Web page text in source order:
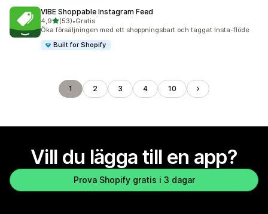
VIBE Shoppable Instagram Feed
4,9av 5 stjärnor
(53)
53 recensioner totalt
•Gratis
Öka försäljningen med ett shoppningsbart och taggat Insta-flöde
Built for Shopify
1 2 3 4 10
Vill du lägga till en app?
Prova Shopify gratis i 3 dagar